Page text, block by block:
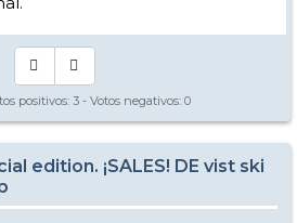
positivos: 3 - Votos negativos: 0
edition. ¡SALES! DE vist ski